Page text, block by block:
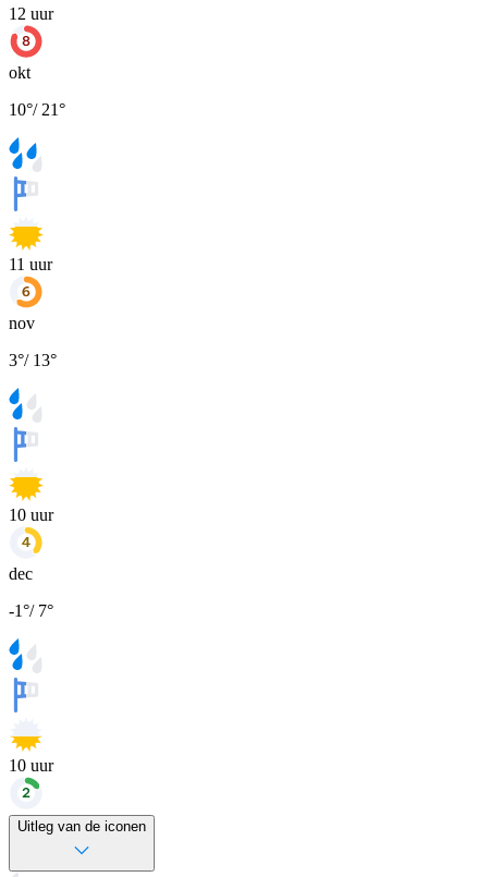
12 uur
okt
10°/ 21°
11 uur
nov
3°/ 13°
10 uur
dec
-1°/ 7°
10 uur
Uitleg van de iconen